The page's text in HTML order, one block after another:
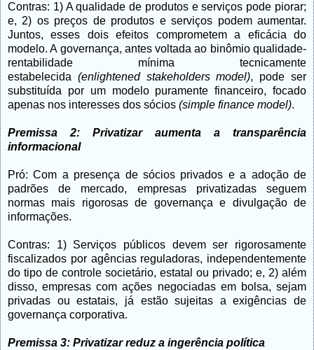
Contras: 1) A qualidade de produtos e serviços pode piorar;
e, 2) os preços de produtos e serviços podem aumentar.
Juntos, esses dois efeitos comprometem a eficácia do
modelo. A governança, antes voltada ao binômio qualidade-
rentabilidade mínima tecnicamente
estabelecida (enlightened stakeholders model), pode ser
substituída por um modelo puramente financeiro, focado
apenas nos interesses dos sócios (simple finance model).
Premissa 2: Privatizar aumenta a transparência
informacional
Pró: Com a presença de sócios privados e a adoção de
padrões de mercado, empresas privatizadas seguem
normas mais rigorosas de governança e divulgação de
informações.
Contras: 1) Serviços públicos devem ser rigorosamente
fiscalizados por agências reguladoras, independentemente
do tipo de controle societário, estatal ou privado; e, 2) além
disso, empresas com ações negociadas em bolsa, sejam
privadas ou estatais, já estão sujeitas a exigências de
governança corporativa.
Premissa 3: Privatizar reduz a ingerência política